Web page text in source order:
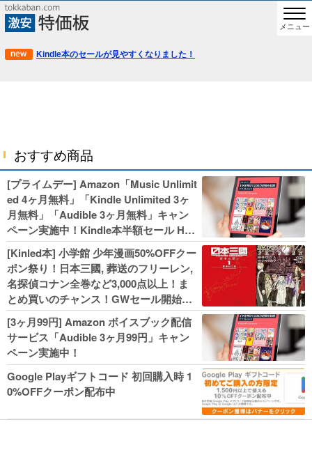
メニュー
Kindle本のセールが見やすくなりました！
おすすめ商品
[プライムデー] Amazon「Music Unlimit
ed 4ヶ月無料」「Kindle Unlimited 3ヶ
月無料」「Audible 3ヶ月無料」キャン
ペーン実施中！Kindle本半額セール HU
NTER×HUNTERなど集英社、無職転生,
幼女戦記などKADOKAWA、キャプテン
翼100円セールも！
[Kinled本] 小学館 少年漫画50%OFFクー
ポン祭り！日本三國, 葬送のフリーレン,
名探偵コナン全巻など3,000点以上！ま
とめ買いのチャンス！GWセール開始！
人気コミック多数 カドカワ祭やIT関連本
がセールに！
[3ヶ月99円] Amazon ボイスブック配信
サービス「Audible 3ヶ月99円」キャン
ペーン実施中！
Google Playギフトコード 初回購入時 1
0%OFFクーポン配布中